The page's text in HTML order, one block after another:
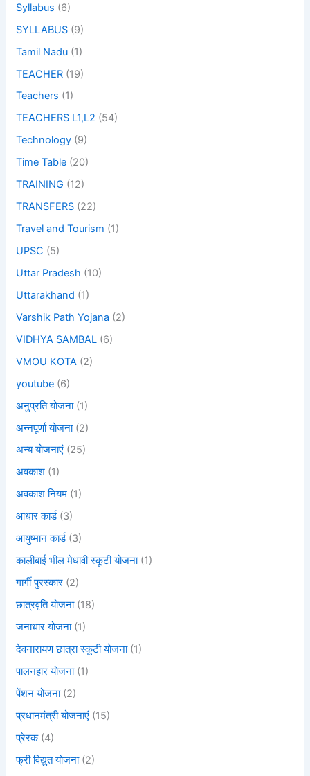
Syllabus (6)
SYLLABUS (9)
Tamil Nadu (1)
TEACHER (19)
Teachers (1)
TEACHERS L1,L2 (54)
Technology (9)
Time Table (20)
TRAINING (12)
TRANSFERS (22)
Travel and Tourism (1)
UPSC (5)
Uttar Pradesh (10)
Uttarakhand (1)
Varshik Path Yojana (2)
VIDHYA SAMBAL (6)
VMOU KOTA (2)
youtube (6)
अनुप्रति योजना(1)
अन्नपूर्णा योजना(2)
अन्य योजनाएं (25)
अवकाश (1)
अवकाश नियम (1)
आधार कार्ड(3)
आयुष्मान कार्ड(3)
कालीबाई भील मेधावी स्कूटी योजना(1)
गार्गी पुरस्कार (2)
छात्रवृति योजना(18)
जनाधार योजना(1)
देवनारायण छात्रा स्कूटी योजना(1)
पालनहार योजना(1)
पेंशन योजना(2)
प्रधानमंत्री योजनाएं (15)
प्रेरक(4)
फ्री विद्युत योजना(2)